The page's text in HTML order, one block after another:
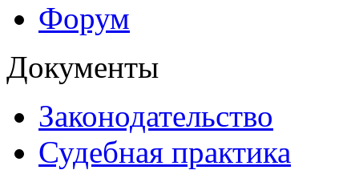
Форум
Документы
Законодательство
Судебная практика